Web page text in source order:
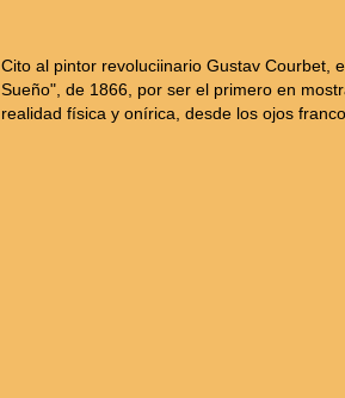
Cito al pintor revoluciinario Gustav Courbet,
Sueño", de 1866, por ser el primero en
realidad física y onírica, desde los ojos